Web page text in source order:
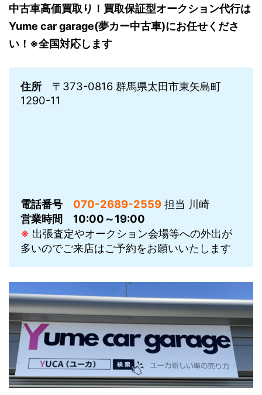
中古車高価買取り！買取保証型オークション代行は
Yume car garage(夢カー中古車)にお任せくださ
い！※全国対応します
住所 〒373-0816 群馬県太田市東矢島町
1290-11
電話番号 070-2689-2559 担当 川崎
営業時間
10:00～19:00
※ 出張査定やオークション会場等への外出が
多いのでご来店はご予約をお願いいたします